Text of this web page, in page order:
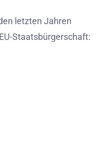
letzten Jahren
EU-Staatsbürgerschaft: